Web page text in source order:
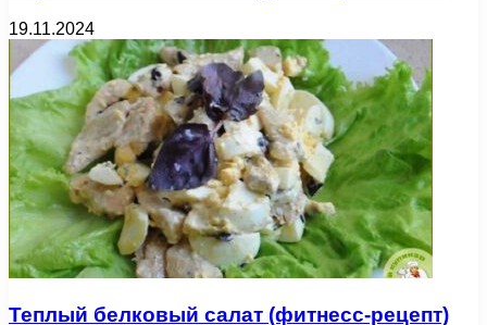
19.11.2024
Теплый белковый салат (фитнесс-рецепт)